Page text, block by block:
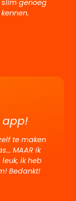
genoeg
app!
te maken
MAAR ik
ik heb
Bedankt!